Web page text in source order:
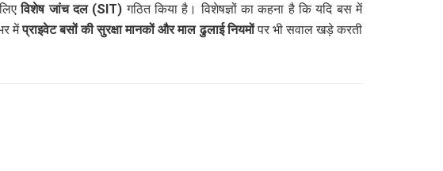
विशेष जांच दल (SIT) गठित किया है। विशेषज्ञों का कहना है कि यदि बस में
मेंप्राइवेट बसों की सुरक्षा मानकों और माल ढुलाई नियमोंपर भी सवाल खड़े करती